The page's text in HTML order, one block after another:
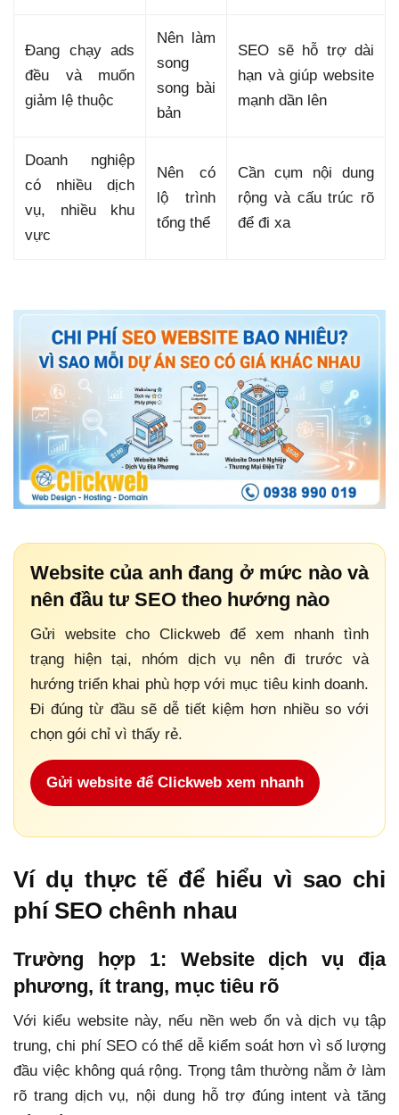
Đang chạy ads
đều và muốn
giảm lệ thuộc
Nên làm
song
song bài
bản
SEO sẽ hỗ trợ dài
hạn và giúp website
mạnh dần lên
Doanh nghiệp
có nhiều dịch
vụ, nhiều khu
vực
Nên có
lộ trình
tổng thể
Cần cụm nội dung
rộng và cấu trúc rõ
để đi xa
Website của anh đang ở mức nào và
nên đầu tư SEO theo hướng nào
Gửi website cho Clickweb để xem nhanh tình
trạng hiện tại, nhóm dịch vụ nên đi trước và
hướng triển khai phù hợp với mục tiêu kinh doanh.
Đi đúng từ đầu sẽ dễ tiết kiệm hơn nhiều so với
chọn gói chỉ vì thấy rẻ.
Gửi website để Clickweb xem nhanh
Ví dụ thực tế để hiểu vì sao chi
phí SEO chênh nhau
Trường hợp 1: Website dịch vụ địa
phương, ít trang, mục tiêu rõ
Với kiểu website này, nếu nền web ổn và dịch vụ tập
trung, chi phí SEO có thể dễ kiểm soát hơn vì số lượng
đầu việc không quá rộng. Trọng tâm thường nằm ở làm
rõ trang dịch vụ, nội dung hỗ trợ đúng intent và tăng